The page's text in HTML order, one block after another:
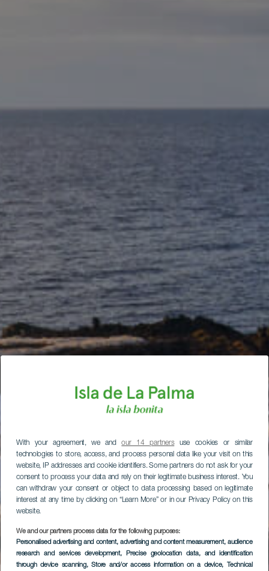
With your agreement, we andour 14 partnersuse cookies or similar
technologies to store, access, and process personal data like your visit on this
website, IP addresses and cookie identifiers. Some partners do not ask for your
consent to process your data and rely on their legitimate business interest. You
can withdraw your consent or object to data processing based on legitimate
interest at any time by clicking on “Learn More” or in our Privacy Policy on this
website.
We and our partners process data for the following purposes:
Personalised advertising and content, advertising and content measurement, audience
research and services development, Precise geolocation data, and identification
through device scanning, Store and/or access information on a device, Technical